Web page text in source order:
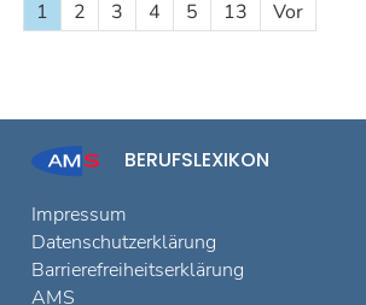
1 2 3 4 5 13 Vor
BERUFSLEXIKON
Impressum
Datenschutzerklärung
Barrierefreiheitserklärung
AMS